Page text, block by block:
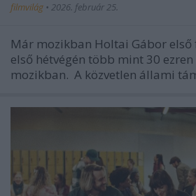
filmvilág • 2026. február 25.
Már mozikban Holtai Gábor első
első hétvégén több mint 30
mozikban. A közvetlen állami